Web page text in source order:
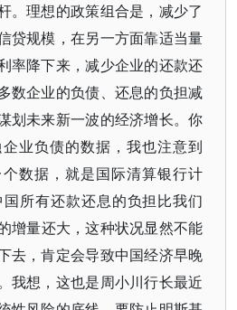
。理想的政策组合是，减少了
贷规模，在另一方面靠适当量
率降下来，减少企业的还款还
数企业的负债、还息的负担减
划未来新一波的经济增长。你
业负债的数据，我也注意到
数据，就是国际清算银行计
所有还款还息的负担比我们
增量还大，这种状况显然不能
去，肯定会导致中国经济早晚
我想，这也是周小川行长最近